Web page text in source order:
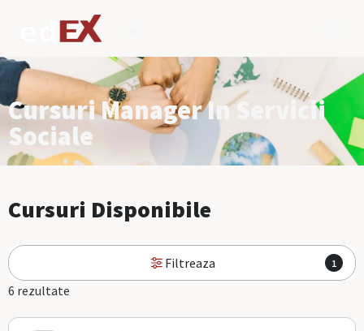
Cursuri Manager In Servicii
Sociale
Cursuri Disponibile
Filtreaza 1
6 rezultate